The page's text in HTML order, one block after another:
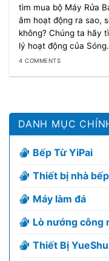
tìm mua bộ Máy Rửa
âm hoạt động ra sao,
không? Chúng ta hãy
lý hoạt động của
4 COMMENTS
DANH MỤC
Bếp Từ YiPai
Thiết bị nhà bếp
Máy làm đá
Lò nướng công
Thiết Bị